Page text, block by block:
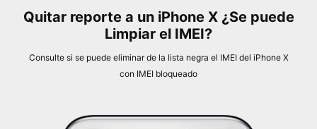
Quitar reporte a un iPhone X ¿Se puede
Limpiar el IMEI?
Consulte si se puede eliminar de la lista negra el IMEI del iPhone X
con IMEI bloqueado